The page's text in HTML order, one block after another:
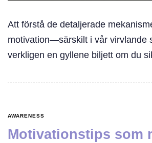
Att förstå de detaljerade
motivation—särskilt i vår virvlande
verkligen en gyllene biljett om du
AWARENESS
Motivationstips som